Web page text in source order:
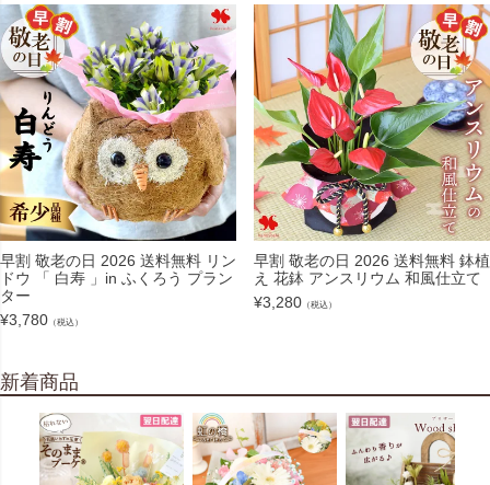
早割 敬老の日 2026 送料無料 リン
ドウ 「 白寿 」in ふくろう プラン
ター
¥3,780 （税込）
早割 敬老の日 2026 送料無料 鉢植
え 花鉢 アンスリウム 和風仕立て
¥3,280 （税込）
新着商品